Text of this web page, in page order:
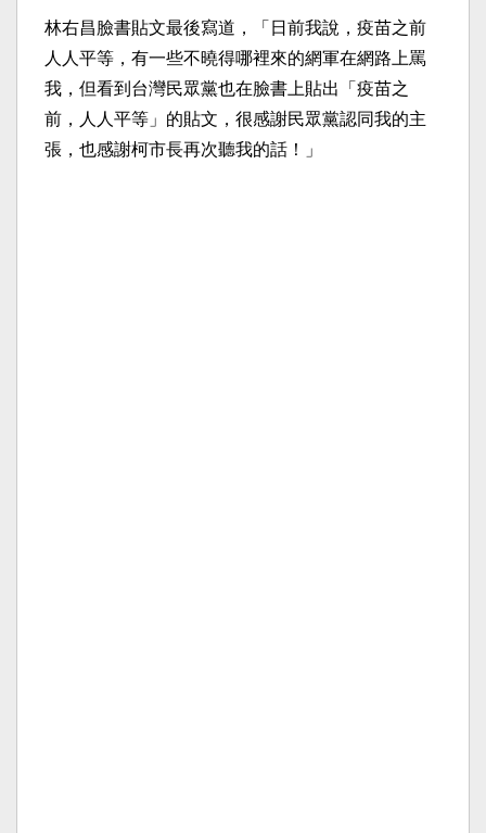
林右昌臉書貼文最後寫道，「日前我說，疫苗之前
人人平等，有一些不曉得哪裡來的網軍在網路上罵
我，但看到台灣民眾黨也在臉書上貼出「疫苗之
前，人人平等」的貼文，很感謝民眾黨認同我的主
張，也感謝柯市長再次聽我的話！」